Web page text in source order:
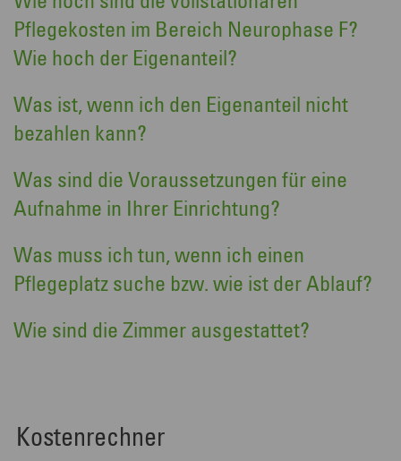
Pflegekosten im Bereich Neurophase F?
Wie hoch der Eigenanteil?
Was ist, wenn ich den Eigenanteil nicht
bezahlen kann?
Was sind die Voraussetzungen für eine
Aufnahme in Ihrer Einrichtung?
Was muss ich tun, wenn ich einen
Pflegeplatz suche bzw. wie ist der Ablauf?
Wie sind die Zimmer ausgestattet?
Kostenrechner